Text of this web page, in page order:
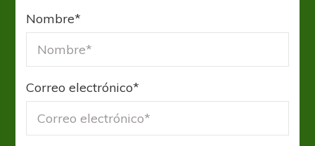
Nombre*
Correo electrónico*